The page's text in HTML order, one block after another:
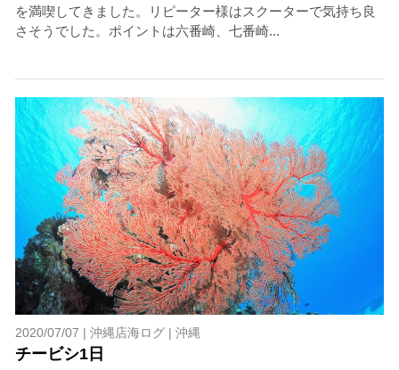
を満喫してきました。リピーター様はスクーターで気持ち良
さそうでした。ポイントは六番崎、七番崎...
2020/07/07 | 沖縄店海ログ| 沖縄
チービシ1日